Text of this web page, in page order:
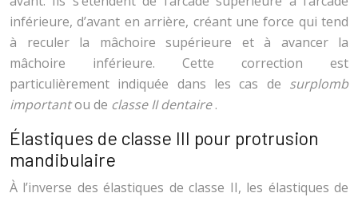
inférieure, d’avant en arrière, créant une force qui tend
à reculer la mâchoire supérieure et à avancer la
mâchoire inférieure. Cette correction est
particulièrement indiquée dans les cas de surplomb
importantou de classe II dentaire.
Élastiques de classe III pour protrusion
mandibulaire
À l’inverse des élastiques de classe II, les élastiques de